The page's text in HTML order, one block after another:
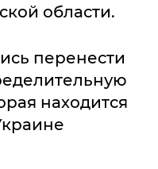
области.
перенести
находится